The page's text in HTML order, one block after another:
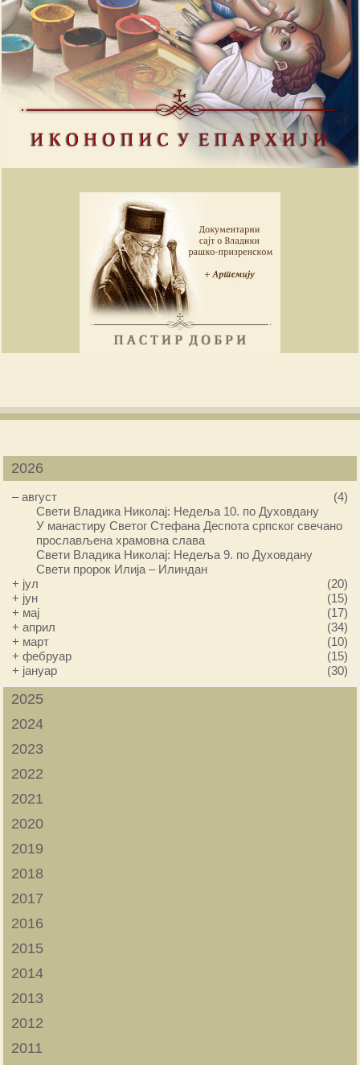
2026
–август
(4)
Свети Владика Николај: Недеља 10. по Духовдану
У манастиру Светог Стефана Деспота српског свечано
прослављена храмовна слава
Свети Владика Николај: Недеља 9. по Духовдану
Свети пророк Илија – Илиндан
+ јул
(20)
+ јун
(15)
+ мај
(17)
+април
(34)
+ март
(10)
+фебруар
(15)
+ јануар (30)
2025
2024
2023
2022
2021
2020
2019
2018
2017
2016
2015
2014
2013
2012
2011